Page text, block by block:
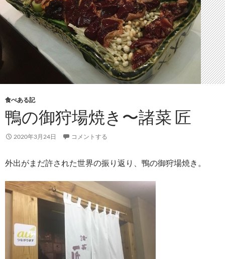
食べある記
鴨の御狩場焼き〜諸菜 匠
2020年3月24日 コメントする
外出がまだ許された世界の振り返り、鴨の御狩場焼き。